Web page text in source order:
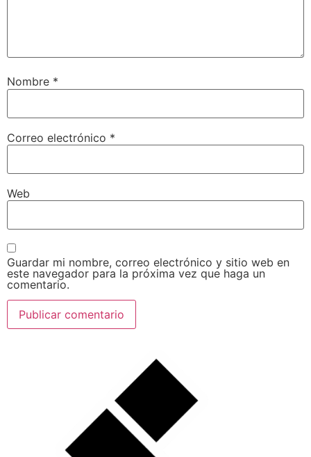
Nombre *
Correo electrónico *
Web
Guardar mi nombre, correo electrónico y sitio web en
este navegador para la próxima vez que haga un
comentario.